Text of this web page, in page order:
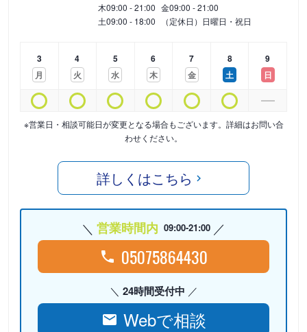
木09:00 - 21:00 金09:00 - 21:00
土09:00 - 18:00 （定休日）日曜日・祝日
3
月
4
火
5
水
6
木
7
金
8
土
9
日
※営業日・相談可能日が変更となる場合もございます。詳細はお問い合
わせください。
詳しくはこちら
営業時間内 09:00-21:00
05075864430
24時間受付中
Webで相談